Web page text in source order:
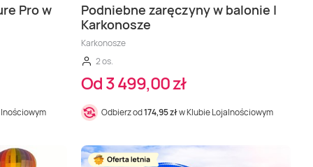
Pro w
Podniebne zaręczyny w balonie |
Karkonosze
Karkonosze
2 os.
Od 3 499,00 zł
Odbierz od174,95 złw Klubie Lojalnościowym